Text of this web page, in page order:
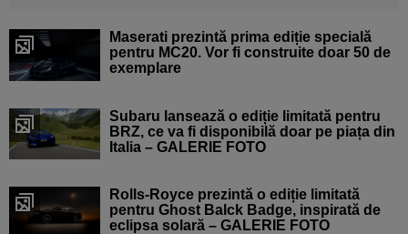
Maserati prezintă prima ediție specială
pentru MC20. Vor fi construite doar 50 de
exemplare
Subaru lansează o ediție limitată pentru
BRZ, ce va fi disponibilă doar pe piața din
Italia – GALERIE FOTO
Rolls-Royce prezintă o ediție limitată
pentru Ghost Balck Badge, inspirată de
eclipsa solară – GALERIE FOTO